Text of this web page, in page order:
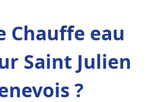
Chauffe eau
Saint Julien
?